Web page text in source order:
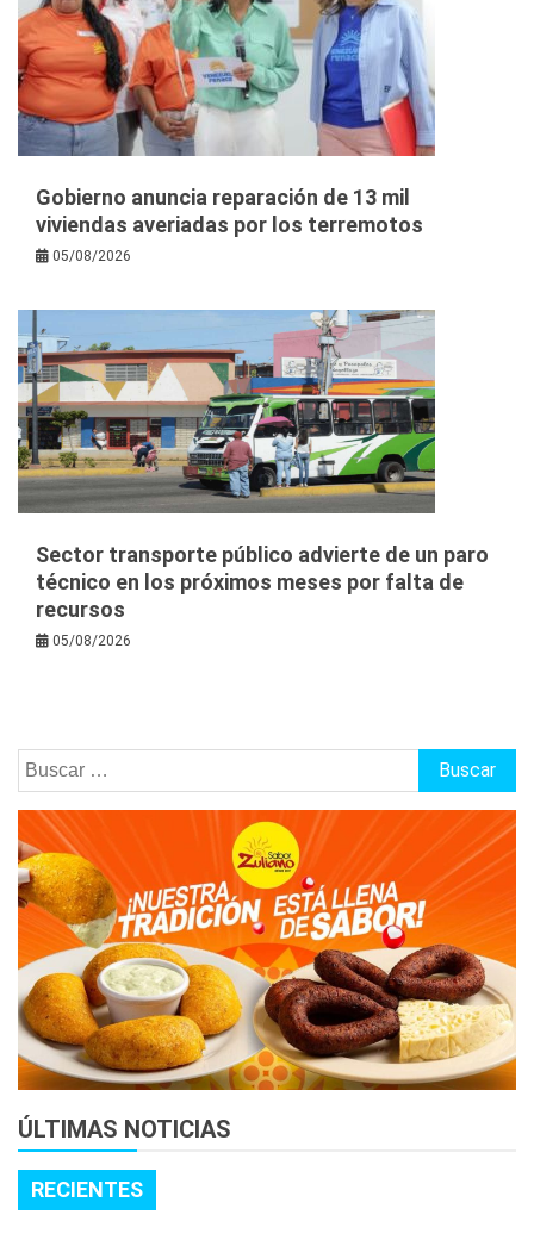
Gobierno anuncia reparación de 13 mil
viviendas averiadas por los terremotos
05/08/2026
Sector transporte público advierte de un paro
técnico en los próximos meses por falta de
recursos
05/08/2026
Buscar:
ÚLTIMAS NOTICIAS
RECIENTES